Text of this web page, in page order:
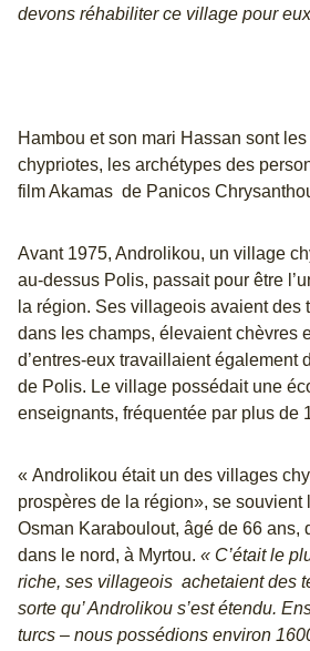
devons réhabiliter ce village pour
Hambou et son mari Hassan sont
chypriotes, les archétypes des
film Akamas de Panicos
Avant 1975, Androlikou, un village
au-dessus Polis, passait pour être
la région. Ses villageois avaient des
dans les champs, élevaient chèvres
d’entres-eux travaillaient également
de Polis. Le village possédait une
enseignants, fréquentée par plus de
« Androlikou était un des villages
prospères de la région», se souvient
Osman Karaboulout, âgé de 66 ans,
dans le nord, à Myrtou. « C’était le
riche, ses villageois achetaient des
sorte qu’ Androlikou s’est étendu.
turcs – nous possédions environ